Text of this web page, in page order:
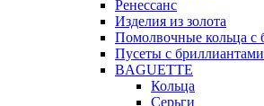
Ренессанс
Изделия из золота
Помолвочные кольца с
Пусеты с бриллиантами
BAGUETTE
Кольца
Серьги